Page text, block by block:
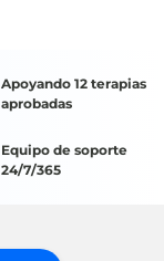
Apoyando 12 terapias
aprobadas
Equipo de soporte
24/7/365